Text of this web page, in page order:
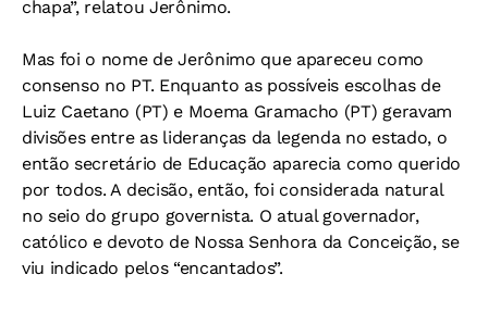
chapa”, relatou Jerônimo.
Mas foi o nome de Jerônimo que apareceu como
consenso no PT. Enquanto as possíveis escolhas de
Luiz Caetano (PT) e Moema Gramacho (PT) geravam
divisões entre as lideranças da legenda no estado, o
então secretário de Educação aparecia como querido
por todos. A decisão, então, foi considerada natural
no seio do grupo governista. O atual governador,
católico e devoto de Nossa Senhora da Conceição, se
viu indicado pelos “encantados”.